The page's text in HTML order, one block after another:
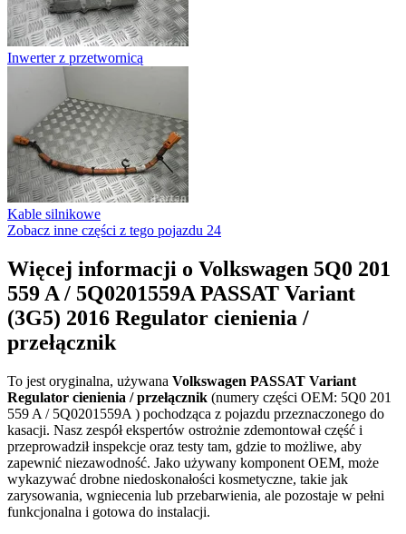
Inwerter z przetwornicą
Kable silnikowe
Zobacz inne części z tego pojazdu 24
Więcej informacji o Volkswagen 5Q0 201
559 A / 5Q0201559A PASSAT Variant
(3G5) 2016 Regulator cienienia /
przełącznik
To jest oryginalna, używana Volkswagen PASSAT Variant
Regulator cienienia / przełącznik (numery części OEM: 5Q0 201
559 A / 5Q0201559A ) pochodząca z pojazdu przeznaczonego do
kasacji. Nasz zespół ekspertów ostrożnie zdemontował część i
przeprowadził inspekcje oraz testy tam, gdzie to możliwe, aby
zapewnić niezawodność. Jako używany komponent OEM, może
wykazywać drobne niedoskonałości kosmetyczne, takie jak
zarysowania, wgniecenia lub przebarwienia, ale pozostaje w pełni
funkcjonalna i gotowa do instalacji.